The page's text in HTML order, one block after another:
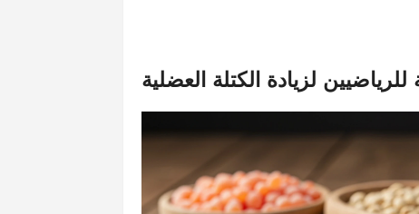
لزيادة الكتلة العضلية